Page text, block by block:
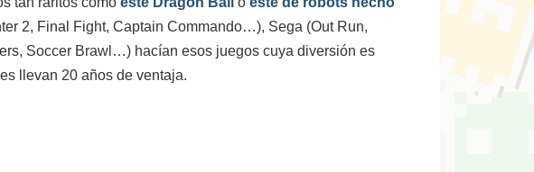
2, Final Fight, Captain Commando…), Sega (Out Run,
Soccer Brawl…) hacían esos juegos cuya diversión es
llevan 20 años de ventaja.